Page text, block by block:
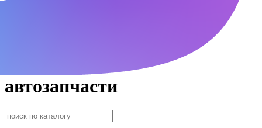
автозапчасти